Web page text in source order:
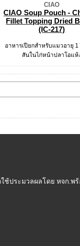
ประมวลผลโดย หจก.พ
CIAO
CIAO Soup Pouch -
Fillet Topping Dried
(IC-217)
อาหารเปียกสำหรับแมวอายุ
สันในไก่หน้าปลาโอแห้